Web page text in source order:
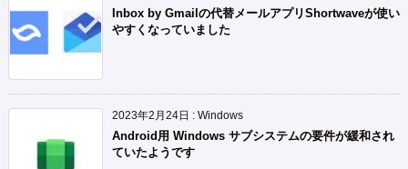
Inbox by Gmailの代替メールアプリShortwaveが使い
やすくなっていました
2023年2月24日 : Windows
Android用 Windows サブシステムの要件が緩和され
ていたようです